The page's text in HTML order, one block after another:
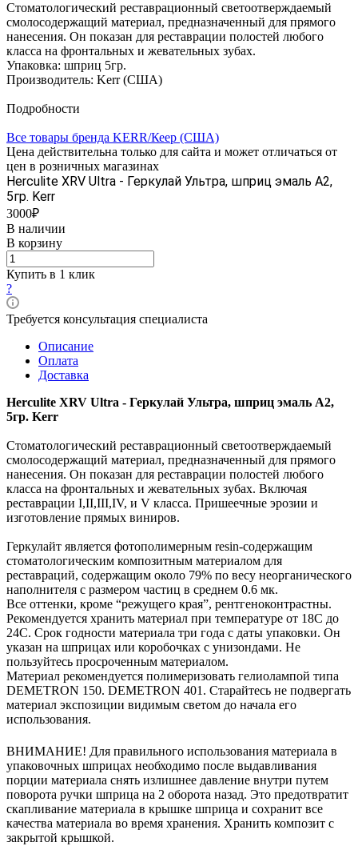
Стоматологический реставрационный светоотверждаемый
смолосодержащий материал, предназначенный для прямого
нанесения. Он показан для реставрации полостей любого
класса на фронтальных и жевательных зубах.
Упаковка: шприц 5гр.
Производитель: Kerr (США)
Подробности
Все товары бренда KERR/Кеер (США)
Цена действительна только для сайта и может отличаться от
цен в розничных магазинах
Herculite XRV Ultra - Геркулай Ультра, шприц эмаль A2,
5гр. Kerr
3000₽
В наличии
В корзину
Купить в 1 клик
?
Требуется консультация специалиста
Описание
Оплата
Доставка
Herculite XRV Ultra - Геркулай Ультра, шприц эмаль A2,
5гр. Kerr
Стоматологический реставрационный светоотверждаемый
смолосодержащий материал, предназначенный для прямого
нанесения. Он показан для реставрации полостей любого
класса на фронтальных и жевательных зубах. Включая
реставрации I,II,III,IV, и V класса. Пришеечные эрозии и
изготовление прямых виниров.
Геркулайт является фотополимерным resin-содержащим
стоматологическим композитным материалом для
реставраций, содержащим около 79% по весу неорганического
наполнителя с размером частиц в среднем 0.6 мк.
Все оттенки, кроме “режущего края”, рентгеноконтрастны.
Рекомендуется хранить материал при температуре от 18С до
24С. Срок годности материала три года с даты упаковки. Он
указан на шприцах или коробочках с унизондами. Не
пользуйтесь просроченным материалом.
Материал рекомендуется полимеризовать гелиолампой типа
DEMETRON 150. DEMETRON 401. Старайтесь не подвергать
материал экспозиции видимым светом до начала его
использования.
ВНИМАНИЕ! Для правильного использования материала в
упаковочных шприцах необходимо после выдавливания
порции материала снять излишнее давление внутри путем
поворота ручки шприца на 2 оборота назад. Это предотвратит
скапливание материала в крышке шприца и сохранит все
качества материала во время хранения. Хранить композит с
закрытой крышкой.